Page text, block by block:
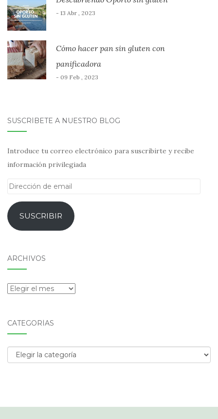
- 13 Abr , 2023
Cómo hacer pan sin gluten con
panificadora
- 09 Feb , 2023
SUSCRÍBETE A NUESTRO BLOG
Introduce tu correo electrónico para suscribirte y recibe
información privilegiada
Dirección
emailSUSCRIBIR
ARCHIVOS
Archivos
CATEGORÍAS
Categorías